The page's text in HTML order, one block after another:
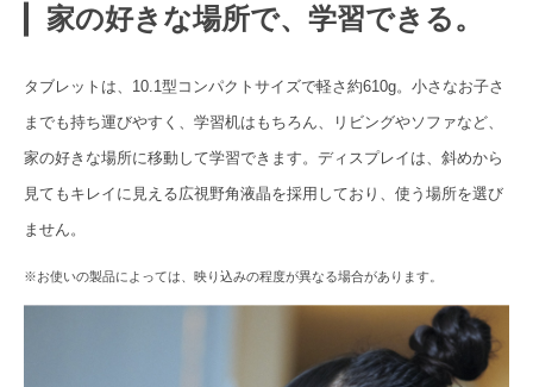
家の好きな場所で、学習できる。
タブレットは、10.1型コンパクトサイズで軽さ約610g。小さなお子さ
までも持ち運びやすく、学習机はもちろん、リビングやソファなど、
家の好きな場所に移動して学習できます。ディスプレイは、斜めから
見てもキレイに見える広視野角液晶を採用しており、使う場所を選び
ません。
※お使いの製品によっては、映り込みの程度が異なる場合があります。